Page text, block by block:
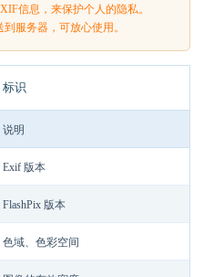
信息，来保护个人的隐私。
服务器，可放心使用。
标识
说明
Exif 版本
FlashPix 版本
色域、色彩空间